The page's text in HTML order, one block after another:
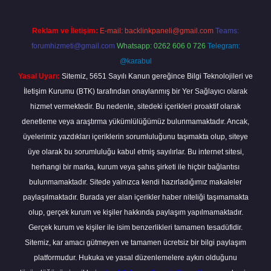
Reklam ve İletişim: E-mail: backlinkpaneli@gmail.com Teams:
forumhizmeti@gmail.com Whatsapp: 0262 606 0 726 Telegram:
@karabul
Yasal Uyarı: Sitemiz, 5651 Sayılı Kanun gereğince Bilgi Teknolojileri ve
İletişim Kurumu (BTK) tarafından onaylanmış bir Yer Sağlayıcı olarak
hizmet vermektedir. Bu nedenle, sitedeki içerikleri proaktif olarak
denetleme veya araştırma yükümlülüğümüz bulunmamaktadır. Ancak,
üyelerimiz yazdıkları içeriklerin sorumluluğunu taşımakta olup, siteye
üye olarak bu sorumluluğu kabul etmiş sayılırlar. Bu internet sitesi,
herhangi bir marka, kurum veya şahıs şirketi ile hiçbir bağlantısı
bulunmamaktadır. Sitede yalnızca kendi hazırladığımız makaleler
paylaşılmaktadır. Burada yer alan içerikler haber niteliği taşımamakta
olup, gerçek kurum ve kişiler hakkında paylaşım yapılmamaktadır.
Gerçek kurum ve kişiler ile isim benzerlikleri tamamen tesadüfidir.
Sitemiz, kar amacı gütmeyen ve tamamen ücretsiz bir bilgi paylaşım
platformudur. Hukuka ve yasal düzenlemelere aykırı olduğunu